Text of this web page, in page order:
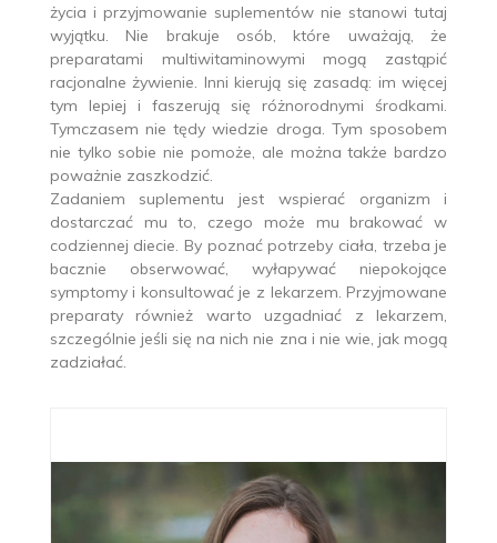
życia i przyjmowanie suplementów nie stanowi tutaj
wyjątku. Nie brakuje osób, które uważają, że
preparatami multiwitaminowymi mogą zastąpić
racjonalne żywienie. Inni kierują się zasadą: im więcej
tym lepiej i faszerują się różnorodnymi środkami.
Tymczasem nie tędy wiedzie droga. Tym sposobem
nie tylko sobie nie pomoże, ale można także bardzo
poważnie zaszkodzić.
Zadaniem suplementu jest wspierać organizm i
dostarczać mu to, czego może mu brakować w
codziennej diecie. By poznać potrzeby ciała, trzeba je
bacznie obserwować, wyłapywać niepokojące
symptomy i konsultować je z lekarzem. Przyjmowane
preparaty również warto uzgadniać z lekarzem,
szczególnie jeśli się na nich nie zna i nie wie, jak mogą
zadziałać.